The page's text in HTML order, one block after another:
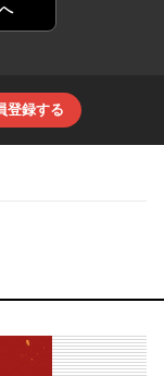
登録する